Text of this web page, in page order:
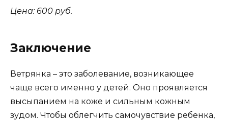
Цена: 600 руб.
Заключение
Ветрянка – это заболевание, возникающее
чаще всего именно у детей. Оно проявляется
высыпанием на коже и сильным кожным
зудом. Чтобы облегчить самочувствие ребенка,